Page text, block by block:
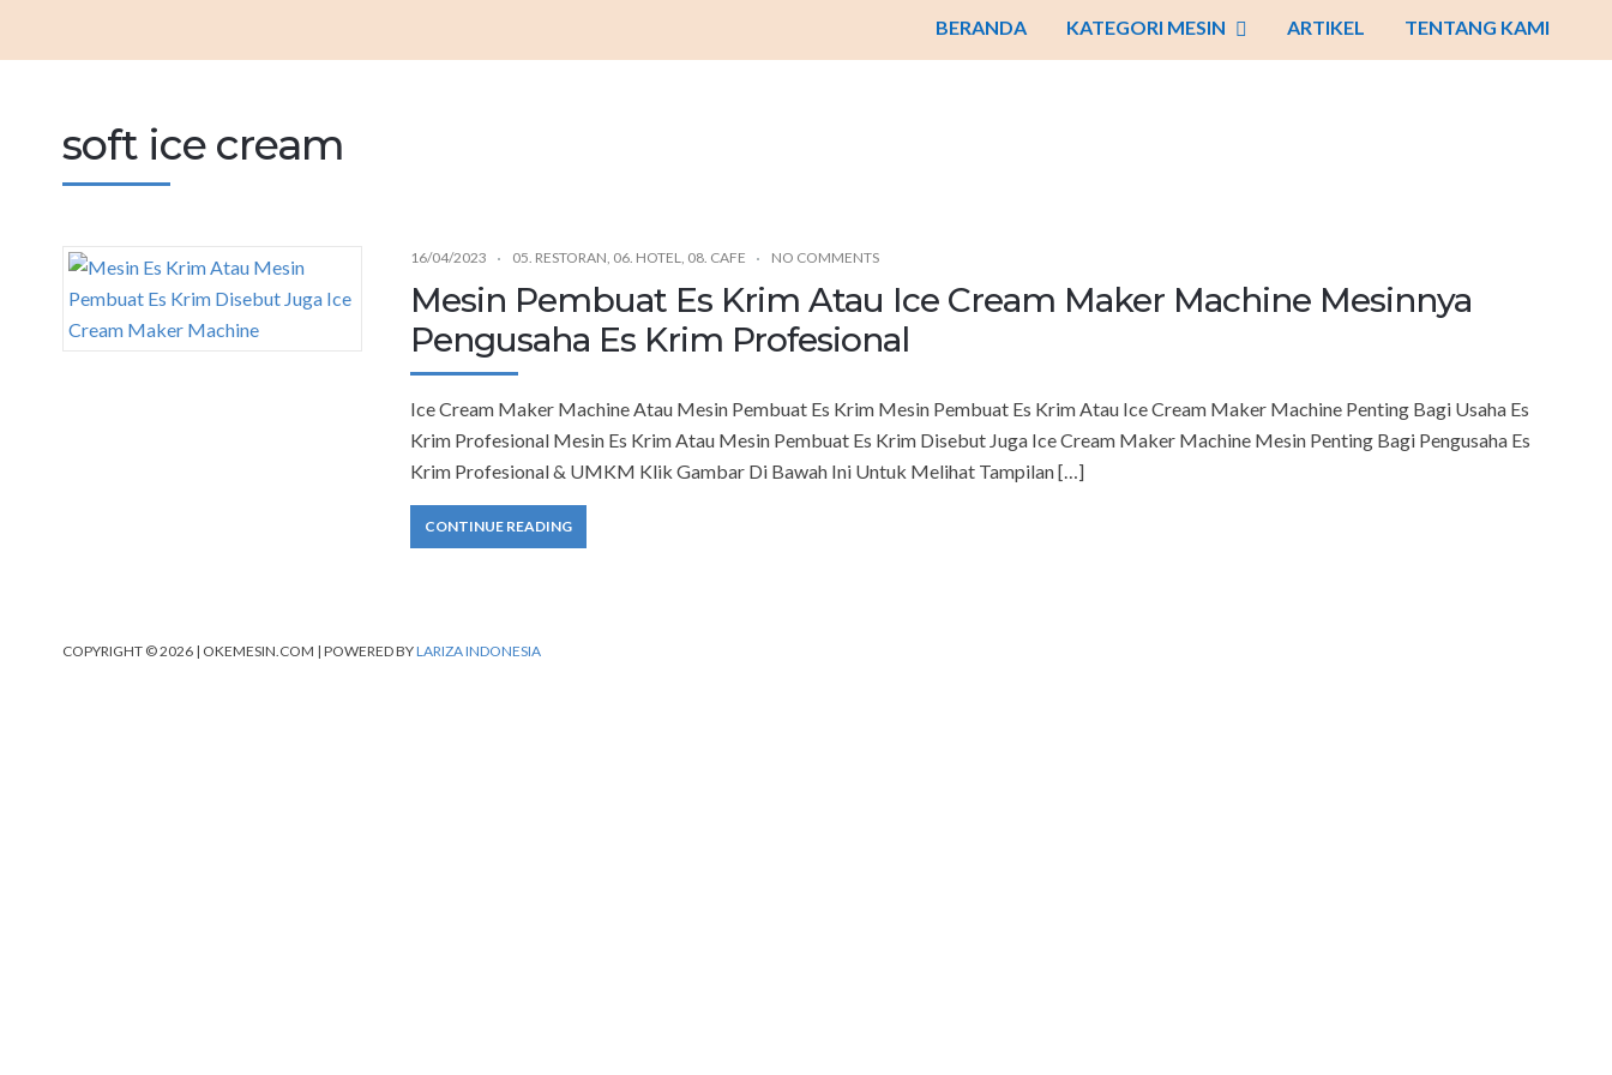
BERANDA KATEGORI MESIN ARTIKEL TENTANG KAMI
soft ice cream
16/04/2023 05. RESTORAN, 06. HOTEL, 08. CAFE NO COMMENTS
Mesin Pembuat Es Krim Atau Ice Cream Maker Machine Mesinnya
Pengusaha Es Krim Profesional
Ice Cream Maker Machine Atau Mesin Pembuat Es Krim Mesin Pembuat Es Krim Atau Ice Cream Maker Machine Penting Bagi Usaha Es
Krim Profesional Mesin Es Krim Atau Mesin Pembuat Es Krim Disebut Juga Ice Cream Maker Machine Mesin Penting Bagi Pengusaha Es
Krim Profesional & UMKM Klik Gambar Di Bawah Ini Untuk Melihat Tampilan […]
CONTINUE READING
COPYRIGHT © 2026 | OKEMESIN.COM | POWERED BYLARIZA INDONESIA